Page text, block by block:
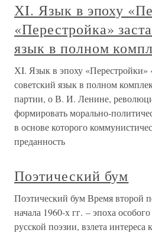
ХI. Язык в эпоху
«Перестройка»
язык в полном
ХI. Язык в эпоху «Перестройки»
советский язык в полном
партии, о В. И. Ленине,
формировать морально-
в основе которого
преданность
Поэтический бум
Поэтический бум Время второй
начала 1960-х гг. – эпоха
русской поэзии, взлета